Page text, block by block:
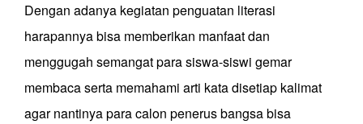
Dengan adanya kegiatan penguatan literasi
harapannya bisa memberikan manfaat dan
menggugah semangat para siswa-siswi gemar
membaca serta memahami arti kata disetiap kalimat
agar nantinya para calon penerus bangsa bisa